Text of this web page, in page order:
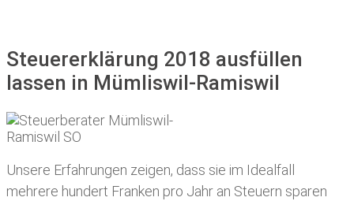
Steuererklärung 2018 ausfüllen
lassen in Mümliswil-Ramiswil
Unsere Erfahrungen zeigen, dass sie im Idealfall
mehrere hundert Franken pro Jahr an Steuern sparen